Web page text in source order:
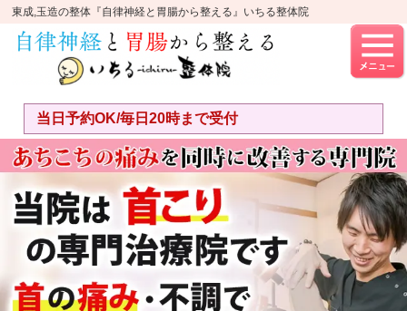
東成,玉造の整体『自律神経と胃腸から整える』いちる整体院
当日予約OK/毎日20時まで受付